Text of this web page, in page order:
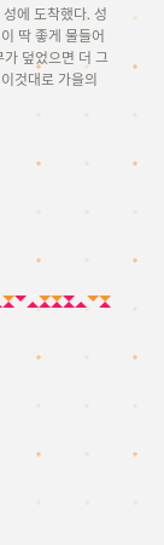
에 도착했다. 성
딱 좋게 물들어
가 덮었으면 더 그
것대로 가을의